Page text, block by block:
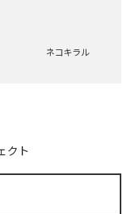
ネコキラル
クト